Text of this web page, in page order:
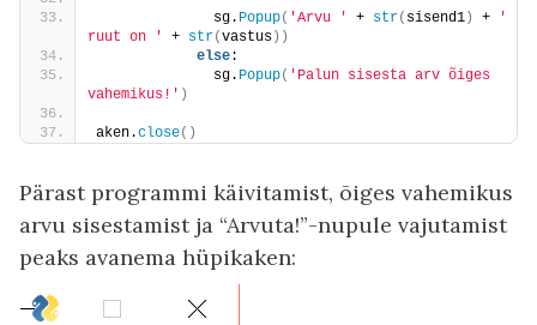
              sg.
Popup( 'Arvu ' + str( sisend1) +
'
ruut on '
+ str(vastus))
else:
              sg.
Popup( 'Palun sisesta arv õiges
vahemikus!' )
aken.close()
Pärast programmi käivitamist, õiges vahemikus
arvu sisestamist ja “Arvuta!”-nupule vajutamist
peaks avanema hüpikaken: